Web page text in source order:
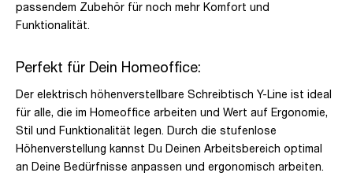
passendem Zubehör für noch mehr Komfort und
Funktionalität.
Perfekt für Dein Homeoffice:
Der elektrisch höhenverstellbare Schreibtisch Y-Line ist ideal
für alle, die im Homeoffice arbeiten und Wert auf Ergonomie,
Stil und Funktionalität legen. Durch die stufenlose
Höhenverstellung kannst Du Deinen Arbeitsbereich optimal
an Deine Bedürfnisse anpassen und ergonomisch arbeiten.